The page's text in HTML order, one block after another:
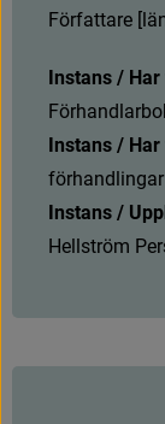
Författare
Instans /
Förhandlarbo
Instans /
Instans /
Hellström